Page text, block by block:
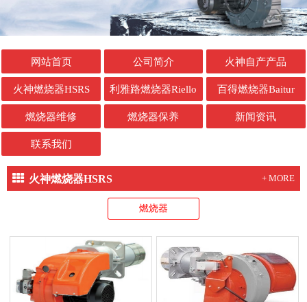
网站首页 公司简介 火神自产产品
火神燃烧器HSRS 利雅路燃烧器Riello 百得燃烧器Baitur
燃烧器维修 燃烧器保养 新闻资讯
联系我们
火神燃烧器HSRS + MORE
燃烧器